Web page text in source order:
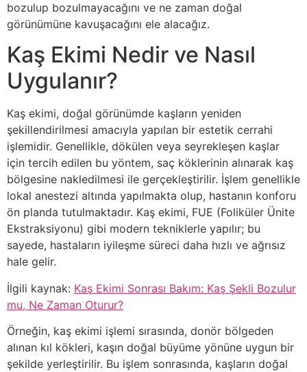
bozulup bozulmayacağını ve ne zaman doğal
görünümüne kavuşacağını ele alacağız.
Kaş Ekimi Nedir ve Nasıl
Uygulanır?
Kaş ekimi, doğal görünümde kaşların yeniden
şekillendirilmesi amacıyla yapılan bir estetik cerrahi
işlemidir. Genellikle, dökülen veya seyrekleşen kaşlar
için tercih edilen bu yöntem, saç köklerinin alınarak kaş
bölgesine nakledilmesi ile gerçekleştirilir. İşlem genellikle
lokal anestezi altında yapılmakta olup, hastanın konforu
ön planda tutulmaktadır. Kaş ekimi, FUE (Foliküler Ünite
Ekstraksiyonu) gibi modern tekniklerle yapılır; bu
sayede, hastaların iyileşme süreci daha hızlı ve ağrısız
hale gelir.
İlgili kaynak: Kaş Ekimi Sonrası Bakım: Kaş Şekli Bozulur
mu, Ne Zaman Oturur?
Örneğin, kaş ekimi işlemi sırasında, donör bölgeden
alınan kıl kökleri, kaşın doğal büyüme yönüne uygun bir
şekilde yerleştirilir. Bu işlem sonrasında, kaşların doğal